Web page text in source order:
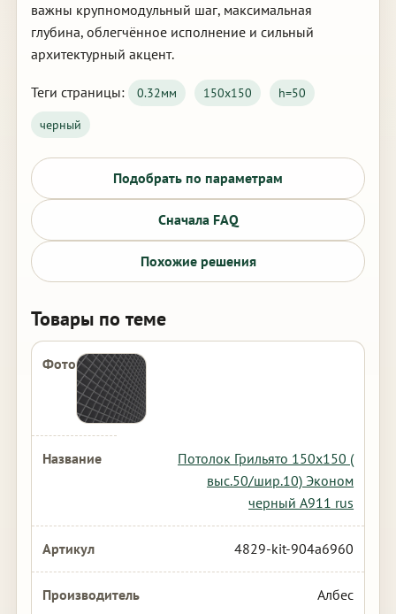
важны крупномодульный шаг, максимальная
глубина, облегчённое исполнение и сильный
архитектурный акцент.
Теги страницы: 0.32мм 150х150
h=50
черный
Подобрать по параметрам
Сначала FAQ
Похожие решения
Товары по теме
Потолок Грильято 150х150 (
выс.50/шир.10) Эконом
черный А911 rus
4829-kit-904a6960
Албес